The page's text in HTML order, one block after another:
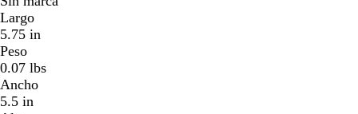
Largo
5.75 in
Peso
0.07 lbs
Ancho
5.5 in